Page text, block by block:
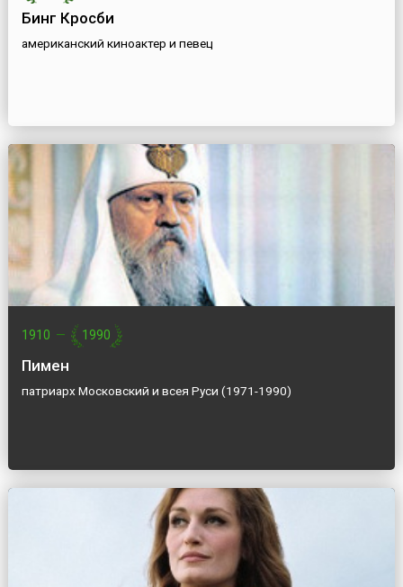
Бинг Кросби
американский киноактер и певец
1910 — 1990
Пимен
патриарх Московский и всея Руси (1971-1990)